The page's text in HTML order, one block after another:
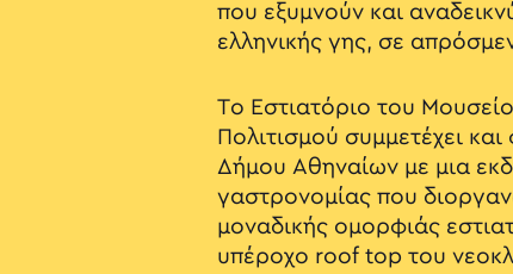
που εξυμνούν και
ελληνικής γης, σε
Το Εστιατόριο του
Πολιτισμού συμμετέχει
Δήμου Αθηναίων με μια
γαστρονομίας που
μοναδικής ομορφιάς
υπέροχο roof top του